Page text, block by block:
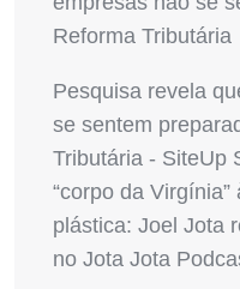
Reforma Tributária
Pesquisa revela
se sentem
Tributária - SiteUp
“corpo da
plástica: Joel Jota
no Jota Jota